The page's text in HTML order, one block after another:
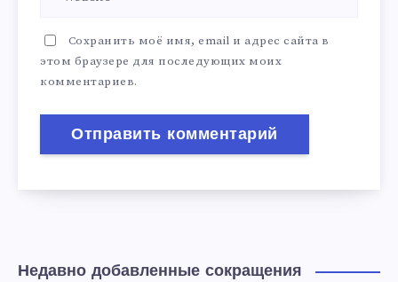
Сохранить моё имя, email и адрес сайта в
этом браузере для последующих моих
комментариев.
Недавно добавленные сокращения